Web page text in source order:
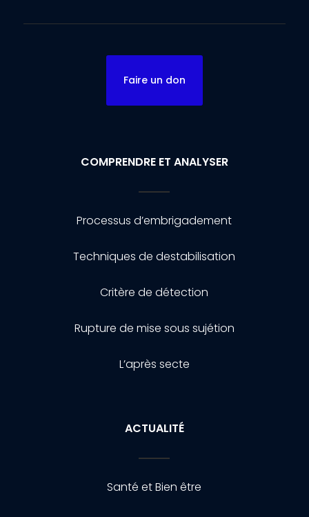
Faire un don
COMPRENDRE ET ANALYSER
Processus d’embrigadement
Techniques de destabilisation
Critère de détection
Rupture de mise sous sujétion
L’après secte
ACTUALITÉ
Santé et Bien être